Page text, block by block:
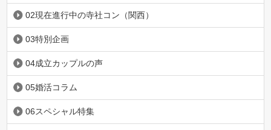
02現在進行中の寺社コン（関西）
03特別企画
04成立カップルの声
05婚活コラム
06スペシャル特集